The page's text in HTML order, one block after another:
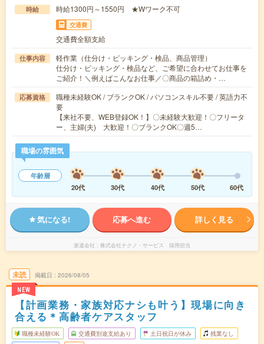
時給 時給1300円～1550円 ★Wワーク不可
交通費
交通費全額支給
仕事内容
軽作業（仕分け・ピッキング・検品、商品管理）
仕分け・ピッキング・検品など、ご希望に合わせてお仕事を
ご紹介！＼例えばこんなお仕事／〇商品の箱詰め・…
応募資格
職種未経験OK / ブランクOK / パソコンスキル不要 / 英語力不
要
【来社不要、WEB登録OK！】〇未経験大歓迎！〇フリータ
ー、主婦(夫) 大歓迎！〇ブランクOK〇週5…
職場の雰囲気
年齢層
20代
30代 40代 50代 60代
気になる! 応募へ進む 詳しく見る
派遣会社 株式会社テクノ・サービス 採用担当
未読
NEW
掲載日 2026/08/05
【計画業務・家族対応ナシも叶う】現場に向き
合える＊高齢者ケアスタッフ
職種未経験OK 交通費別途支給あり 土日祝日が休み 残業なし